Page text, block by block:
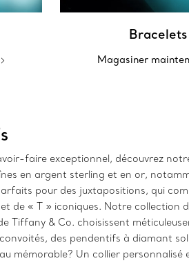
Bracelets
Magasiner
faire exceptionnel, découvrez
en argent sterling et en or,
pour des juxtapositions, qui
de « T » iconiques. Notre collection
Tiffany & Co. choisissent
des pendentifs à diamant
mémorable? Un collier